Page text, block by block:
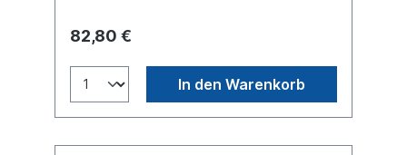
82,80 €
In den Warenkorb